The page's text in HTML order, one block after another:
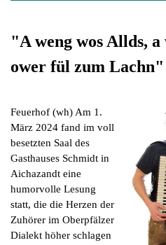
"A weng wos Allds, a
ower fül zum Lachn"
Feuerhof (wh) Am 1.
März 2024 fand im voll
besetzten Saal des
Gasthauses Schmidt in
Aichazandt eine
humorvolle Lesung
statt, die die Herzen der
Zuhörer im Oberpfälzer
Dialekt höher schlagen